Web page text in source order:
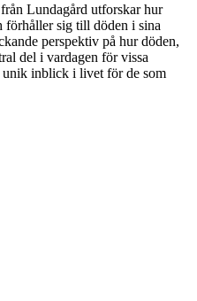
Lundagård utforskar hur
förhåller sig till döden i sina
perspektiv på hur döden,
del i vardagen för vissa
inblick i livet för de som